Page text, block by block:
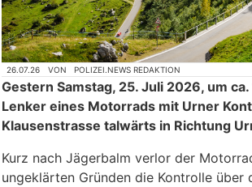
26.07.26 VON POLIZEI.NEWS REDAKTION
Gestern Samstag, 25. Juli 2026, um
Lenker eines Motorrads mit Urner
Klausenstrasse talwärts in Richtung
Kurz nach Jägerbalm verlor der
ungeklärten Gründen die Kontrolle über